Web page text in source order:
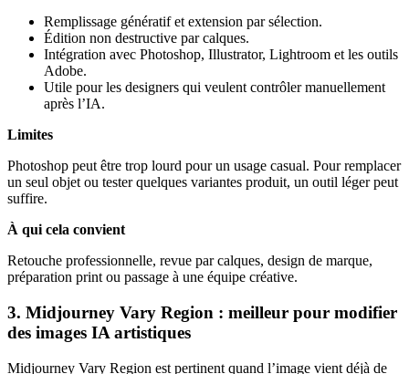
Remplissage génératif et extension par sélection.
Édition non destructive par calques.
Intégration avec Photoshop, Illustrator, Lightroom et les outils
Adobe.
Utile pour les designers qui veulent contrôler manuellement
après l’IA.
Limites
Photoshop peut être trop lourd pour un usage casual. Pour remplacer
un seul objet ou tester quelques variantes produit, un outil léger peut
suffire.
À qui cela convient
Retouche professionnelle, revue par calques, design de marque,
préparation print ou passage à une équipe créative.
3. Midjourney Vary Region : meilleur pour modifier
des images IA artistiques
Midjourney Vary Region est pertinent quand l’image vient déjà de